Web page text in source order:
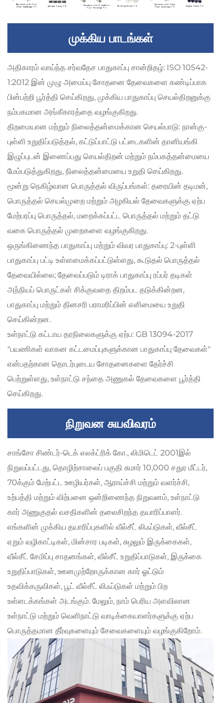
முக்கிய பாடங்கள்
அதிகாரம் வாய்ந்த சர்வதேச பாதுகாப்பு சான்றிதழ்: ISO 10542-
1:2012 இன் முழு அமைப்பு சோதனை தேவைகளை கண்டிப்பாக
பின்பற்றி பூர்த்தி செய்கிறது, முக்கிய பாதுகாப்பு செயல்திறனுக்கு
நம்பகமான அங்கீகாரத்தை வழங்குகிறது.
திறமையான மற்றும் நிலைத்தன்மைக்கான செயல்பாடு: நான்கு-
புள்ளி உறுதிப்படுத்தல், கட்டுப்பாட்டு பட்டைகளின் தானியங்கி
இழுப்புடன் இணைப்பது செயல்திறன் மற்றும் நம்பகத்தன்மையை
மேம்படுத்துகிறது, நிலைத்தன்மையை உறுதி செய்கிறது.
மூன்று நெகிழ்வான பொருத்தல் விருப்பங்கள்: தரையின் தடிமன்,
பொருத்தல் செயல்முறை மற்றும் அழகியல் தேவைகளுக்கு ஏற்ப
மேற்பரப்பு பொருத்தல், மறைக்கப்பட்ட பொருத்தல் மற்றும் தட்டு
வகை பொருத்தல் முறைகளை வழங்குகிறது.
ஒருங்கிணைந்த பாதுகாப்பு மற்றும் விவர பாதுகாப்பு: 2-புள்ளி
பாதுகாப்பு பட்டி உள்ளமைக்கப்பட்டுள்ளது, கூடுதல் பொருத்தல்
தேவையில்லை; தேவைப்படும் டிராக் பாதுகாப்பு ரப்பர் தடிகள்
அந்நியப் பொருட்கள் சிக்குவதை திறம்பட தடுக்கின்றன,
பாதுகாப்பு மற்றும் தினசரி பராமரிப்பின் எளிமையை உறுதி
செய்கின்றன.
உள்நாட்டு கட்டாய தரநிலைகளுக்கு ஏற்ப: GB 13094-2017
"பயணிகள் வாகன கட்டமைப்புகளுக்கான பாதுகாப்பு தேவைகள்"
என்பதற்கான தொடர்புடைய சோதனைகளை தேர்ச்சி
பெற்றுள்ளது, உள்நாட்டு சந்தை அணுகல் தேவைகளை பூர்த்தி
செய்கிறது.
நிறுவன சுயவிவரம்
சாங்சோ சிண்டர்-டெக் எலக்ட்ரிக் கோ., லிமிடெட் 2001இல்
நிறுவப்பட்டது, தொழிற்சாலைப் பகுதி சுமார் 10,000 சதுர மீட்டர்,
70க்கும் மேற்பட்ட ஊழியர்கள், ஆராய்ச்சி மற்றும் வளர்ச்சி,
உற்பத்தி மற்றும் விற்பனை ஒன்றிணைந்த நிறுவனம், உள்நாட்டு
கார் அணுகுதல் வசதிகளின் தலைசிறந்த தயாரிப்பாளர்.
எங்களின் முக்கிய தயாரிப்புகளில் வீல்சீட் லிஃப்டுகள், வீல்சீட்
ஏறும் வழிகாட்டிகள், மின்சார படிகள், சுழலும் இருக்கைகள்,
வீல்சீட் சேமிப்பு சாதனங்கள், வீல்சீட் உறுதிப்பாடுகள், இருக்கை
உறுதிப்பாடுகள், ஊனமுற்றோருக்கான கார் ஓட்டும்
உதவிக்கருவிகள், பூட் வீல்சீட் லிஃப்டுகள் மற்றும் பிற
உள்ளடக்கங்கள் அடங்கும். மேலும், நாம் பெரிய அளவிலான
உள்நாட்டு மற்றும் வெளிநாட்டு வாடிக்கையாளர்களுக்கு ஏற்ப
பொருத்தமான தீர்வுகளையும் சேவைகளையும் வழங்குகிறோம்.